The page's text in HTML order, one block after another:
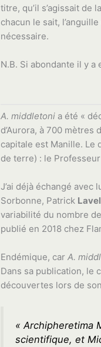
titre, qu’il s’agissait de
chacun le sait,
nécessaire.
N.B. Si abondante il y a
A. middletonia été «
d’Aurora, à 700 mètres
capitale est Manille. Le
de terre) : le
J’ai déjà échangé
Sorbonne, Patrick
variabilité du nombre
publié en 2018 chez
Endémique, car A.
Dans sa publication, le
découvertes lors de
«Archipheretima
scientifique, et